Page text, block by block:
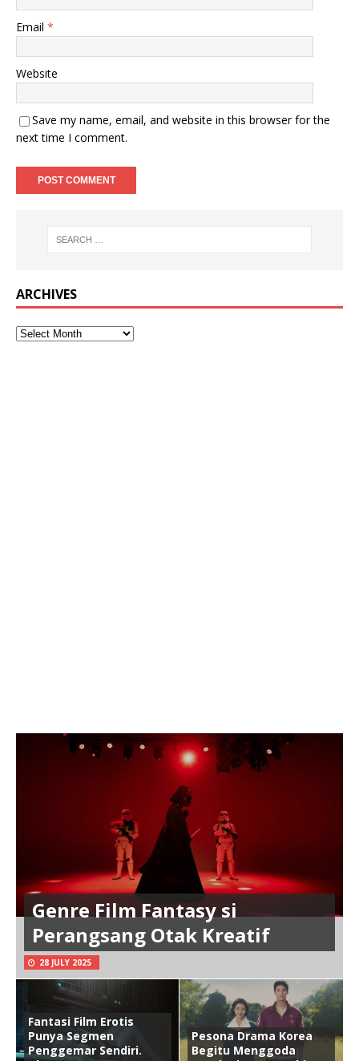
Email *
Website
Save my name, email, and website in this browser for the
next time I comment.
ARCHIVES
Genre Film Fantasy si
Perangsang Otak Kreatif
28 JULY 2025
Fantasi Film Erotis
Punya Segmen
Penggemar Sendiri.
Pesona Drama Korea
Begitu Menggoda